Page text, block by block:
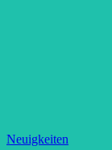
Neuigkeiten